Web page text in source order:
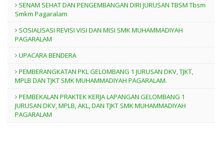
SENAM SEHAT DAN PENGEMBANGAN DIRI JURUSAN TBSM Tbsm
Smkm Pagaralam
SOSIALISASI REVISI VISI DAN MISI SMK MUHAMMADIYAH
PAGARALAM
UPACARA BENDERA
PEMBERANGKATAN PKL GELOMBANG 1 JURUSAN DKV, TJKT,
MPLB DAN TJKT SMK MUHAMMADIYAH PAGARALAM.
PEMBEKALAN PRAKTEK KERJA LAPANGAN GELOMBANG 1
JURUSAN DKV, MPLB, AKL, DAN TJKT SMK MUHAMMADIYAH
PAGARALAM